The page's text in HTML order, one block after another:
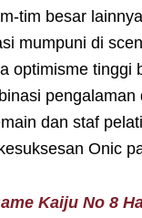
tim besar
mumpuni di
optimisme tinggi
pengalaman
dan staf
Onic
Kaiju No 8